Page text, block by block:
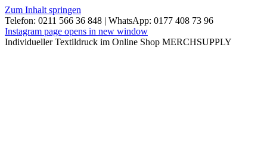
Zum Inhalt springen
Telefon: 0211 566 36 848 | WhatsApp: 0177 408 73 96
Instagram page opens in new window
Individueller Textildruck im Online Shop MERCHSUPPLY